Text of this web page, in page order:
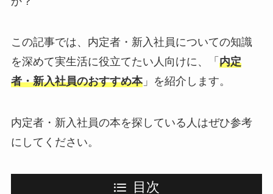
この記事では、内定者・新入社員についての知識
を深めて実生活に役立てたい人向けに、「 内定
者・新入社員のおすすめ本」を紹介します。
内定者・新入社員の本を探している人はぜひ参考
にしてください。
目次